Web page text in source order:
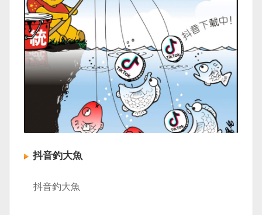
抖音釣大魚
抖音釣大魚